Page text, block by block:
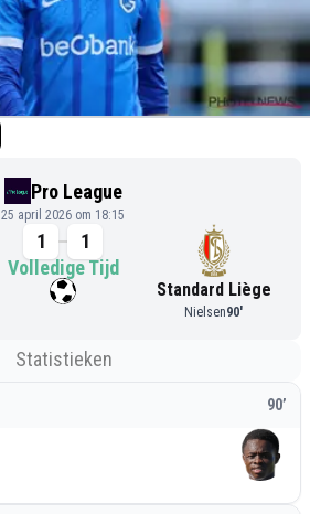
Pro League
25 april 2026 om 18:15
1
1
Volledige Tijd
Standard Liège
Nielsen90'
Statistieken
90’